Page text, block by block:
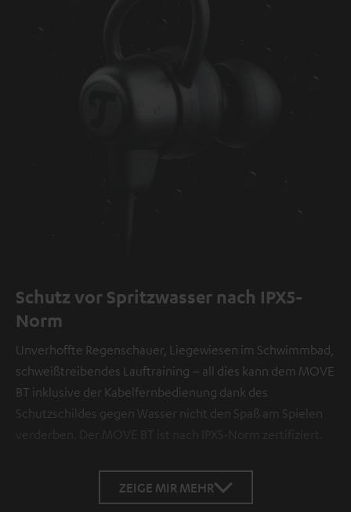
Schutz vor Spritzwasser nach IPX5-
Norm
Unverhoffte Regenschauer, Liegewiesen im Schwimmbad,
schweißtreibendes Lauftraining – all dies kann dem MOVE
BT inklusive der Kabelfernbedienung dank des
Schutzschildes gegen Wasser nicht den Spaß am Spielen
verderben. Der MOVE BT ist nach IPX5-Norm zertifiziert.
ZEIGE MIR MEHR